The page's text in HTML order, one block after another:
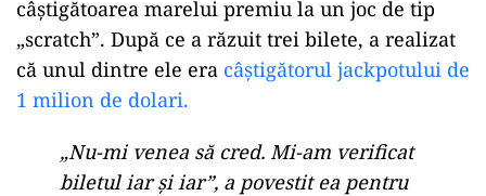
câștigătoarea marelui premiu la un joc de tip
„scratch”. După ce a răzuit trei bilete, a realizat
că unul dintre ele era câștigătorul jackpotului de
1 milion de dolari.
„Nu-mi venea să cred. Mi-am verificat
biletul iar și iar”, a povestit ea pentru